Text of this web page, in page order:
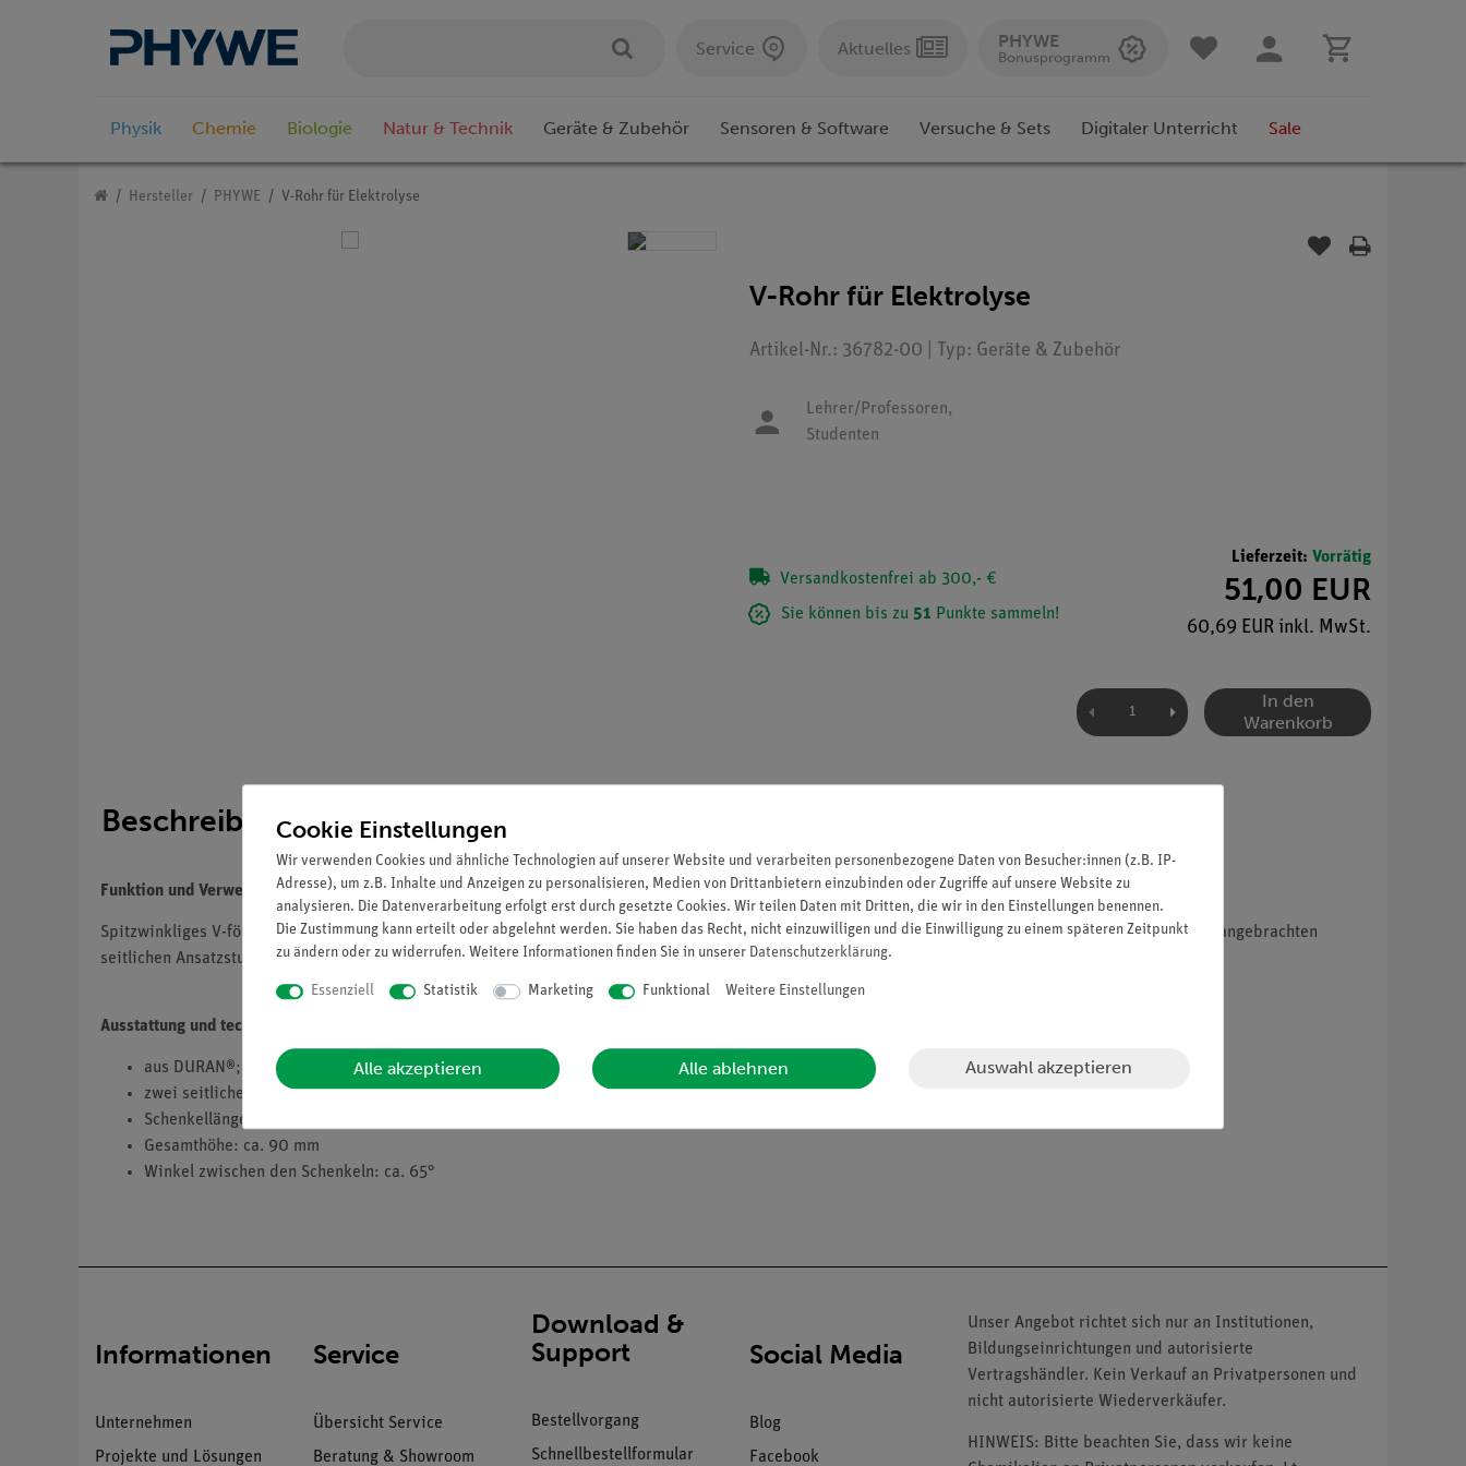
Service Aktuelles PHYWE
Bonusprogramm
Physik Chemie Biologie Natur & Technik Geräte & Zubehör Sensoren & Software Versuche & Sets Digitaler Unterricht Sale
Hersteller PHYWE V-Rohr für Elektrolyse
V-Rohr für Elektrolyse
Artikel-Nr.: 36782-00 | Typ: Geräte & Zubehör
Lehrer/Professoren,
Studenten
Versandkostenfrei ab 300,- €
Sie können bis zu 51 Punkte sammeln!
Lieferzeit: Vorrätig
51,00 EUR
60,69 EUR inkl. MwSt.
In den
Warenkorb
Beschreibung
Funktion und Verwendung
Spitzwinkliges V-förmiges Rohr mit zwei rundgeschmolzenen Öffnungen zur Einführung von Elektroden (Innendurchmesser 6,5 mm) und zwei waagerecht angebrachten
seitlichen Ansatzstutzen; z. B. geeignet zur Durchführung von Schmelzflusselektrolysen.
Ausstattung und technische Daten
aus DURAN®;
zwei seitliche Ansatzstutzen (d= 8 mm)
Schenkellänge ca. 100 mm
Gesamthöhe: ca. 90 mm
Winkel zwischen den Schenkeln: ca. 65°
Informationen
Unternehmen
Projekte und Lösungen
Service
Übersicht Service
Beratung & Showroom
Download &
Support
Bestellvorgang
Schnellbestellformular
Social Media
Blog
Facebook
Unser Angebot richtet sich nur an Institutionen,
Bildungseinrichtungen und autorisierte
Vertragshändler. Kein Verkauf an Privatpersonen und
nicht autorisierte Wiederverkäufer.
HINWEIS: Bitte beachten Sie, dass wir keine
Cookie Einstellungen
Wir verwenden Cookies und ähnliche Technologien auf unserer Website und verarbeiten personenbezogene Daten von Besucher:innen (z.B. IP-
Adresse), um z.B. Inhalte und Anzeigen zu personalisieren, Medien von Drittanbietern einzubinden oder Zugriffe auf unsere Website zu
analysieren. Die Datenverarbeitung erfolgt erst durch gesetzte Cookies. Wir teilen Daten mit Dritten, die wir in den Einstellungen benennen.
Die Zustimmung kann erteilt oder abgelehnt werden. Sie haben das Recht, nicht einzuwilligen und die Einwilligung zu einem späteren Zeitpunkt
zu ändern oder zu widerrufen. Weitere Informationen finden Sie in unserer Daten­schutz­erklärung.
Essenziell Statistik Marketing Funktional Weitere Einstellungen
Alle akzeptieren Alle ablehnen Auswahl akzeptieren